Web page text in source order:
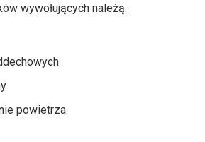
wywołujących należą:
powietrza